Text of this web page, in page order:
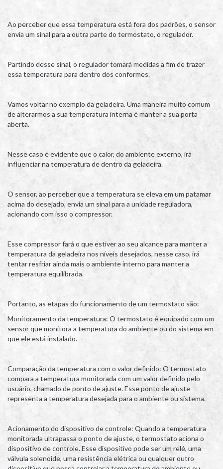
Ao perceber que essa temperatura está fora dos padrões, o sensor
envia um sinal para a outra parte do termostato, o regulador.
Partindo desse sinal, o regulador tomará medidas a fim de trazer
essa temperatura para dentro dos conformes.
Vamos voltar no exemplo da geladeira. Uma maneira muito comum
de alterarmos a sua temperatura interna é manter a sua porta
aberta.
Nesse caso é evidente que o calor, do ambiente externo, irá
influenciar na temperatura de dentro da geladeira.
O sensor, ao perceber que a temperatura se eleva em um patamar
acima do desejado, envia um sinal para a unidade reguladora,
acionando com isso o compressor.
Esse compressor fará o que estiver ao seu alcance para manter a
temperatura da geladeira nos níveis desejados, nesse caso, irá
tentar resfriar ainda mais o ambiente interno para manter a
temperatura equilibrada.
Portanto, as etapas do funcionamento de um termostato são:
Monitoramento da temperatura: O termostato é equipado com um
sensor que monitora a temperatura do ambiente ou do sistema em
que ele está instalado.
Comparação da temperatura com o valor definido: O termostato
compara a temperatura monitorada com um valor definido pelo
usuário, chamado de ponto de ajuste. Esse ponto de ajuste
representa a temperatura desejada para o ambiente ou sistema.
Acionamento do dispositivo de controle: Quando a temperatura
monitorada ultrapassa o ponto de ajuste, o termostato aciona o
dispositivo de controle. Esse dispositivo pode ser um relé, uma
válvula solenoide, uma resistência elétrica ou qualquer outro